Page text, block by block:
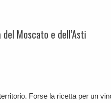
Moscato e dell’Asti
Forse la ricetta per un